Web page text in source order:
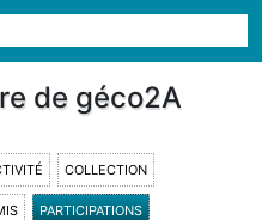
de géco2A
COLLECTION
PARTICIPATIONS